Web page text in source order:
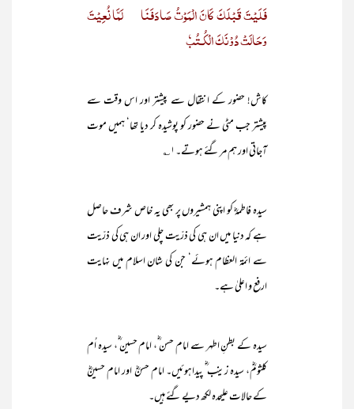
فَلَیْتَ قَبْلَکَ کَانَ الْمَوْتُ صَادَفَنَا لَمَّا نُعِیْتَ
وَحَالَتْ دُوْنَکَ الْکُـتُبٗ
کاش! حضور کے انتقال سے پیشتر اور اس وقت سے
پیشتر جب مٹی نے حضور کو پوشیدہ کر دیا تھا‘ ہمیں موت
آجاتی اور ہم مر گئے ہوتے۔۱؎
سیدہ فاطمہؓ کو اپنی ہمشیروں پر بھی یہ خاص شرف حاصل
ہے کہ دنیا میں ان ہی کی ذرّیت چلی اور ان ہی کی ذرّیت
سے ائمۃ العظام ہوئے‘ جن کی شان اسلام میں نہایت
ارفع و اعلیٰ ہے۔
سیدہ کے بطنِ اطہر سے امام حسن ؓ، امام حسین ؓ، سیدہ اُم
کلثومؓ، سیدہ زینب ؓ پیداہوئیں۔ امام حسنؓ اور امام حسینؓ
کے حالات علیحدہ لکھ دیے گئے ہیں۔